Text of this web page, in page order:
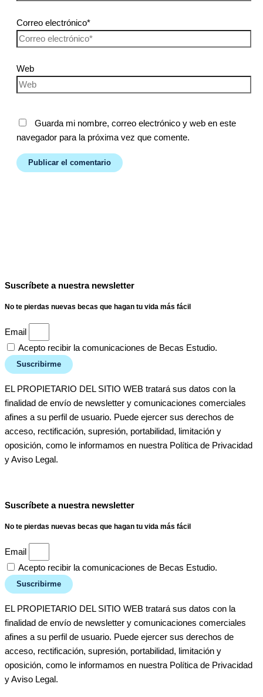
Correo electrónico*
Web
Guarda mi nombre, correo electrónico y web en este
navegador para la próxima vez que comente.
Suscríbete a nuestra newsletter
No te pierdas nuevas becas que hagan tu vida más fácil
Email
Acepto recibir la comunicaciones de Becas Estudio.
Suscribirme
EL PROPIETARIO DEL SITIO WEB tratará sus datos con la
finalidad de envío de newsletter y comunicaciones comerciales
afines a su perfil de usuario. Puede ejercer sus derechos de
acceso, rectificación, supresión, portabilidad, limitación y
oposición, como le informamos en nuestra Política de Privacidad
y Aviso Legal.
Suscríbete a nuestra newsletter
No te pierdas nuevas becas que hagan tu vida más fácil
Email
Acepto recibir la comunicaciones de Becas Estudio.
Suscribirme
EL PROPIETARIO DEL SITIO WEB tratará sus datos con la
finalidad de envío de newsletter y comunicaciones comerciales
afines a su perfil de usuario. Puede ejercer sus derechos de
acceso, rectificación, supresión, portabilidad, limitación y
oposición, como le informamos en nuestra Política de Privacidad
y Aviso Legal.